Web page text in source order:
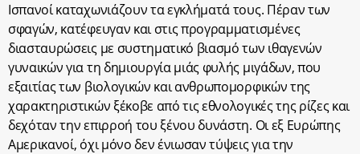
Ισπανοί καταχωνιάζουν τα εγκλήματά τους. Πέραν των
σφαγών, κατέφευγαν και στις προγραμματισμένες
διασταυρώσεις με συστηματικό βιασμό των ιθαγενών
γυναικών για τη δημιουργία μιάς φυλής μιγάδων, που
εξαιτίας των βιολογικών και ανθρωπομορφικών της
χαρακτηριστικών ξέκοβε από τις εθνολογικές της ρίζες και
δεχόταν την επιρροή του ξένου δυνάστη. Οι εξ Ευρώπης
Αμερικανοί, όχι μόνο δεν ένιωσαν τύψεις για την